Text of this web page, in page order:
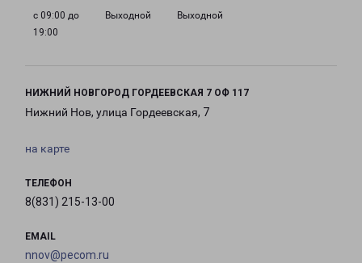
с 09:00 до
19:00
Выходной Выходной
НИЖНИЙ НОВГОРОД ГОРДЕЕВСКАЯ 7 ОФ 117
Нижний Нов, улица Гордеевская, 7
на карте
ТЕЛЕФОН
8(831) 215-13-00
EMAIL
nnov@pecom.ru